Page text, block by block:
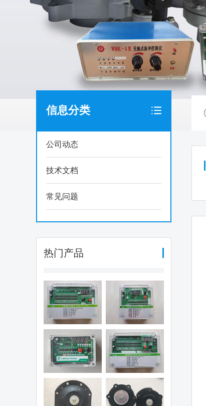
信息分类
公司动态
技术文档
常见问题
热门产品
可编程脉冲控制
仪（QYM-LC-
12D)
可编程脉冲控制
仪（QYM-LC-
1.5寸阀膜片